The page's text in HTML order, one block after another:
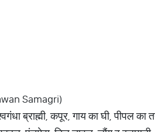
Samagri)
ब्राह्मी, कपूर, गाय का घी, पीपल